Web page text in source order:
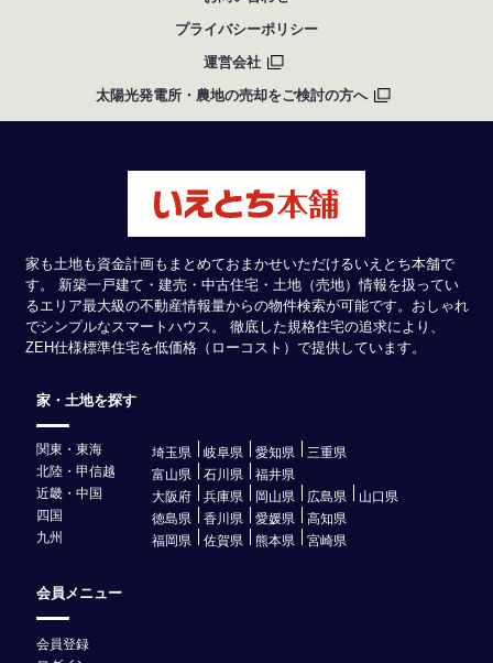
プライバシーポリシー
運営会社
太陽光発電所・農地の売却をご検討の方へ
家も土地も資金計画もまとめておまかせいただけるいえとち本舗で
す。 新築一戸建て・建売・中古住宅・土地（売地）情報を扱ってい
るエリア最大級の不動産情報量からの物件検索が可能です。おしゃれ
でシンプルなスマートハウス。 徹底した規格住宅の追求により、
ZEH仕様標準住宅を低価格（ローコスト）で提供しています。
家・土地を探す
関東・東海 埼玉県 岐阜県 愛知県
三重県
北陸・甲信越
富山県 石川県
福井県
近畿・中国
大阪府 兵庫県 岡山県 広島県
山口県
四国
徳島県 香川県 愛媛県
高知県
九州
福岡県 佐賀県 熊本県 宮崎県
会員メニュー
会員登録